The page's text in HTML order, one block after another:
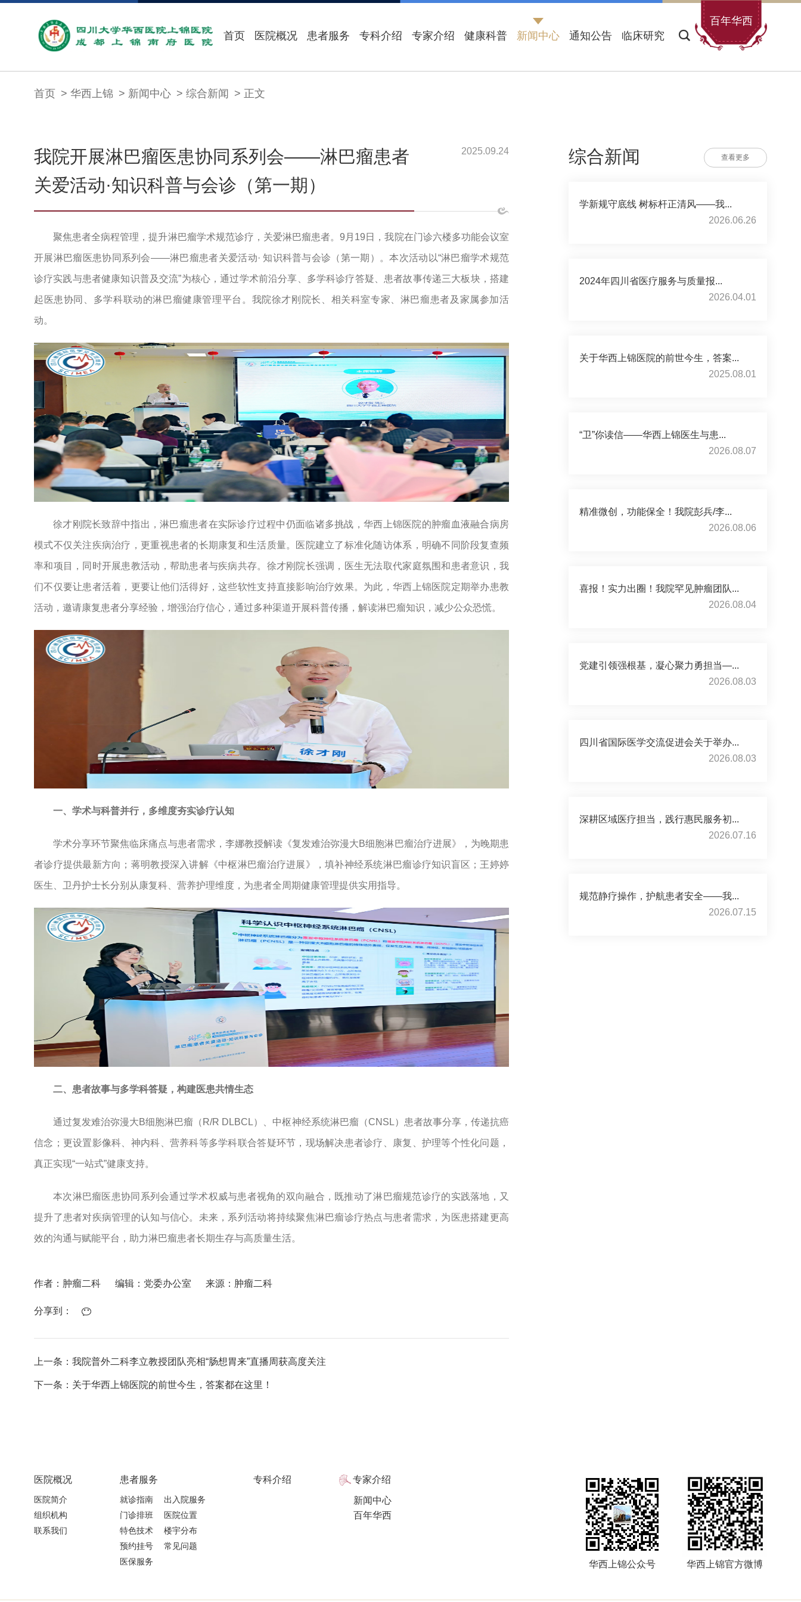
百年华西
首页
医院概况 患者服务 专科介绍 专家介绍 健康科普 新闻中心 通知公告 临床研究
首页 华西上锦 新闻中心 综合新闻 正文
我院开展淋巴瘤医患协同系列会——淋巴瘤患者
关爱活动·知识科普与会诊（第一期）
2025.09.24
聚焦患者全病程管理，提升淋巴瘤学术规范诊疗，关爱淋巴瘤患者。9月19日，我院在门诊六楼多功能会议室
开展淋巴瘤医患协同系列会——淋巴瘤患者关爱活动· 知识科普与会诊（第一期）。本次活动以“淋巴瘤学术规范
诊疗实践与患者健康知识普及交流”为核心，通过学术前沿分享、多学科诊疗答疑、患者故事传递三大板块，搭建
起医患协同、多学科联动的淋巴瘤健康管理平台。我院徐才刚院长、相关科室专家、淋巴瘤患者及家属参加活
动。
徐才刚院长致辞中指出，淋巴瘤患者在实际诊疗过程中仍面临诸多挑战，华西上锦医院的肿瘤血液融合病房
模式不仅关注疾病治疗，更重视患者的长期康复和生活质量。医院建立了标准化随访体系，明确不同阶段复查频
率和项目，同时开展患教活动，帮助患者与疾病共存。徐才刚院长强调，医生无法取代家庭氛围和患者意识，我
们不仅要让患者活着，更要让他们活得好，这些软性支持直接影响治疗效果。为此，华西上锦医院定期举办患教
活动，邀请康复患者分享经验，增强治疗信心，通过多种渠道开展科普传播，解读淋巴瘤知识，减少公众恐慌。
一、学术与科普并行，多维度夯实诊疗认知
学术分享环节聚焦临床痛点与患者需求，李娜教授解读《复发难治弥漫大B细胞淋巴瘤治疗进展》，为晚期患
者诊疗提供最新方向；蒋明教授深入讲解《中枢淋巴瘤治疗进展》，填补神经系统淋巴瘤诊疗知识盲区；王婷婷
医生、卫丹护士长分别从康复科、营养护理维度，为患者全周期健康管理提供实用指导。
二、患者故事与多学科答疑，构建医患共情生态
通过复发难治弥漫大B细胞淋巴瘤（R/R DLBCL）、中枢神经系统淋巴瘤（CNSL）患者故事分享，传递抗癌
信念；更设置影像科、神内科、营养科等多学科联合答疑环节，现场解决患者诊疗、康复、护理等个性化问题，
真正实现“一站式”健康支持。
本次淋巴瘤医患协同系列会通过学术权威与患者视角的双向融合，既推动了淋巴瘤规范诊疗的实践落地，又
提升了患者对疾病管理的认知与信心。未来，系列活动将持续聚焦淋巴瘤诊疗热点与患者需求，为医患搭建更高
效的沟通与赋能平台，助力淋巴瘤患者长期生存与高质量生活。
作者：肿瘤二科 编辑：党委办公室 来源：肿瘤二科
分享到：
上一条：我院普外二科李立教授团队亮相“肠想胃来”直播周获高度关注
下一条：关于华西上锦医院的前世今生，答案都在这里！
综合新闻 查看更多
学新规守底线 树标杆正清风——我...
2026.06.26
2024年四川省医疗服务与质量报...
2026.04.01
关于华西上锦医院的前世今生，答案...
2025.08.01
“卫”你读信——华西上锦医生与患...
2026.08.07
精准微创，功能保全！我院彭兵/李...
2026.08.06
喜报！实力出圈！我院罕见肿瘤团队...
2026.08.04
党建引领强根基，凝心聚力勇担当—...
2026.08.03
四川省国际医学交流促进会关于举办...
2026.08.03
深耕区域医疗担当，践行惠民服务初...
2026.07.16
规范静疗操作，护航患者安全——我...
2026.07.15
医院概况
医院简介
组织机构
联系我们
患者服务
就诊指南
门诊排班
特色技术
预约挂号
医保服务
出入院服务
医院位置
楼宇分布
常见问题
专科介绍 专家介绍
新闻中心
百年华西
华西上锦公众号 华西上锦官方微博